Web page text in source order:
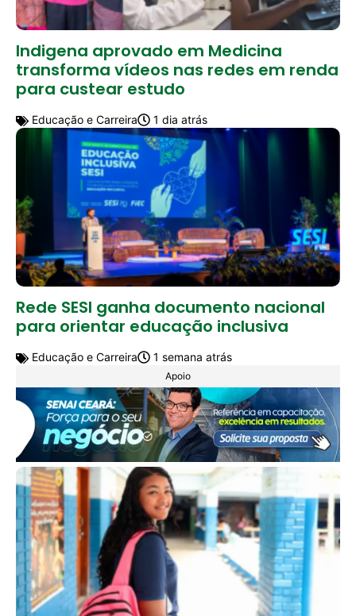
Indigena aprovado em Medicina
transforma vídeos nas redes em renda
para custear estudo
Educação e Carreira 1 dia atrás
Rede SESI ganha documento nacional
para orientar educação inclusiva
Educação e Carreira 1 semana atrás
Apoio